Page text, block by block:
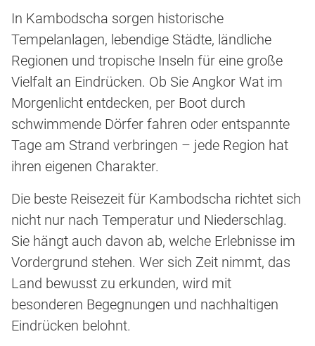
In Kambodscha sorgen historische
Tempelanlagen, lebendige Städte, ländliche
Regionen und tropische Inseln für eine große
Vielfalt an Eindrücken. Ob Sie Angkor Wat im
Morgenlicht entdecken, per Boot durch
schwimmende Dörfer fahren oder entspannte
Tage am Strand verbringen – jede Region hat
ihren eigenen Charakter.
Die beste Reisezeit für Kambodscha richtet sich
nicht nur nach Temperatur und Niederschlag.
Sie hängt auch davon ab, welche Erlebnisse im
Vordergrund stehen. Wer sich Zeit nimmt, das
Land bewusst zu erkunden, wird mit
besonderen Begegnungen und nachhaltigen
Eindrücken belohnt.